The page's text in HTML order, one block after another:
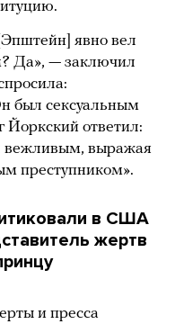
явно вел
Да», — заключил
был сексуальным
Йоркский ответил:
вежливым, выражая
преступником».
в США
жертв
и пресса